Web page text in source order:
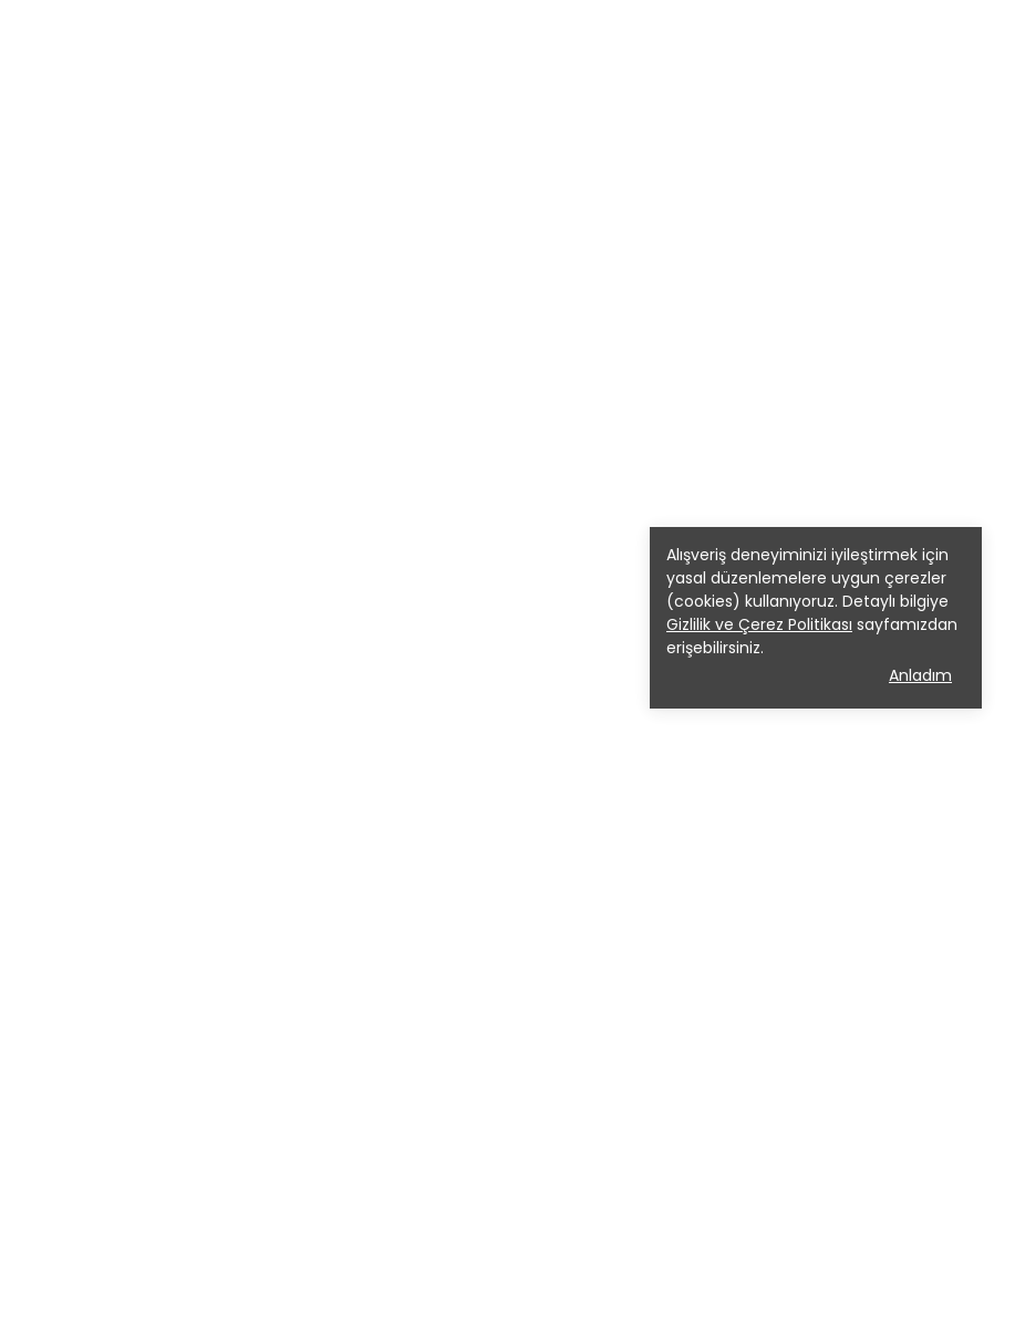
Alışveriş deneyiminizi iyileştirmek için
yasal düzenlemelere uygun çerezler
(cookies) kullanıyoruz. Detaylı bilgiye
Gizlilik ve Çerez Politikası sayfamızdan
erişebilirsiniz.
Anladım